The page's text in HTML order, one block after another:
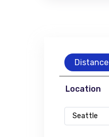
Distance
Location
Seattle